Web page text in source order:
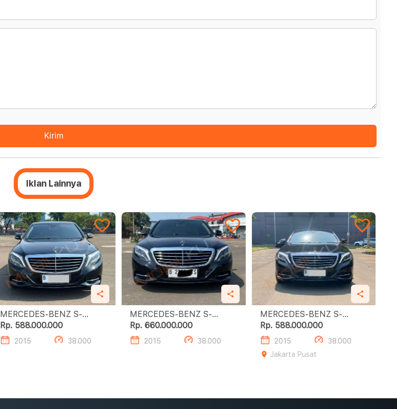
Kirim
Iklan Lainnya
MERCEDES-BENZ S-
CLASS S400 L
Rp. 588.000.000
2015 38.000
MERCEDES-BENZ S-
CLASS S400 L
Rp. 660.000.000
2015 38.000
MERCEDES-BENZ S-
CLASS S400 L
Rp. 588.000.000
2015
38.000
Jakarta Pusat